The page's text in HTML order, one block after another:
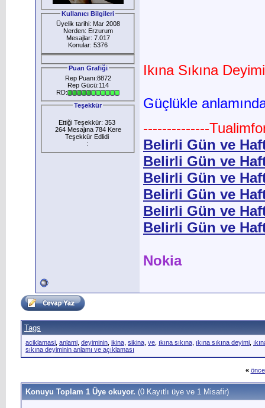
Kullanıcı Bilgileri
Üyelik tarihi: Mar 2008
Nerden: Erzurum
Mesajlar: 7.017
Konular: 5376
Puan Grafiği
Rep Puanı:8872
Rep Gücü:114
RD:
Teşekkür
Ettiği Teşekkür: 353
264 Mesajına 784 Kere
Teşekkür Edlidi
:
Ikına Sıkına
Güçlükle
--------------
Belirli Gün ve
Belirli Gün ve
Belirli Gün ve
Belirli Gün ve
Belirli Gün ve
Belirli Gün ve
Nokia
Tags
aciklamasi anlami deyiminin ikina sikina ve ıkına sıkına ıkına sıkına deyimi
sıkına deyiminin anlamı ve açıklaması
«
Konuyu Toplam 1 Üye okuyor. (0 Kayıtlı üye ve 1 Misafir)